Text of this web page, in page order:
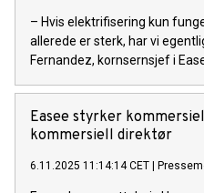
– Hvis elektrifisering kun
allerede er sterk, har vi
Fernandez, kornsernsjef i
Easee styrker
kommersiell direktør
6.11.2025 11:14:14 CET |